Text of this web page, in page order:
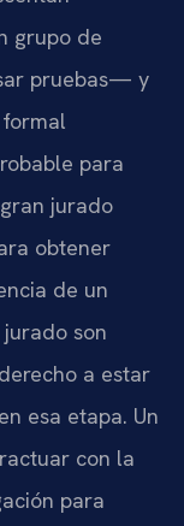
grupo de
pruebas— y
para
jurado
obtener
de un
son
a estar
esa etapa. Un
con la
para